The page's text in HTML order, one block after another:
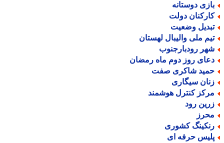
دوستانه
دولت
وضعیت
ملی والیبال لهستان
رودبارجنوب
روز دوم ماه رمضان
شاکری صفت
سیگاری
کنترل هوشمند
رود
کشوری
حرفه ای